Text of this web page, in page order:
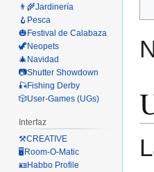
👨‍🌾Jardinería
🪝Pesca
🎃Festival de Calabaza
🦖Neopets
🎄Navidad
📷Shutter Showdown
🎣Fishing Derby
🎲User-Games (UGs)
Interfaz
⚒️CREATIVE
🖥️Room-O-Matic
🪪Habbo Profile